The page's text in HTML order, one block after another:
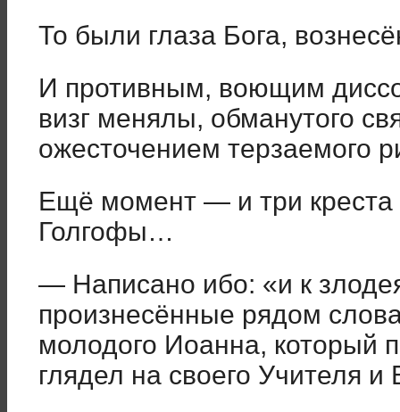
То были глаза Бога,
И противным, воющим
визг менялы, обманутого
ожесточением терзаемого
Ещё момент — и три
Голгофы…
— Написано ибо: «и к
произнесённые рядом
молодого Иоанна, который
глядел на своего Учителя и